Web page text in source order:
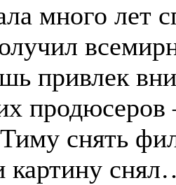
много лет
привлек
снять
картину